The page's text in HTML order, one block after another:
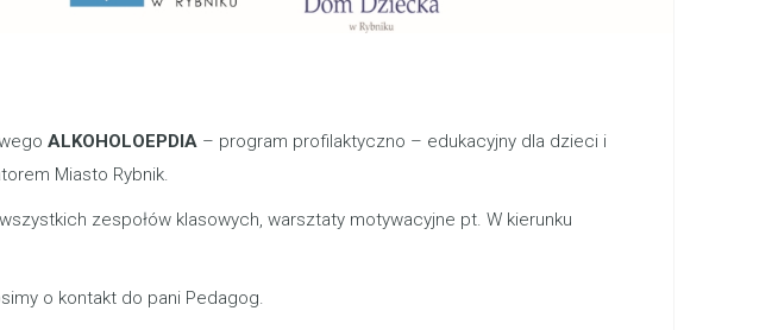
ALKOHOLOEPDIA – program profilaktyczno – edukacyjny dla dzieci i
Miasto Rybnik.
zespołów klasowych, warsztaty motywacyjne pt. W kierunku
o kontakt do pani Pedagog.